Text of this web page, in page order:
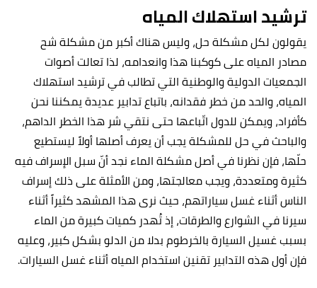
ترشيد استهلاك المياه
يقولون لكل مشكلة حل، وليس هناك أكبر من مشكلة شح
مصادر المياه على كوكبنا هذا وانعدامه، لذا تعالت أصوات
الجمعيات الدولية والوطنية التي تطالب في ترشيد استهلاك
المياه، والحد من خطر فقدانه، باتباع تدابير عديدة يمكننا نحن
كأفراد، ويمكن للدول اتّباعها حتى نتقي شر هذا الخطر الداهم،
والباحث في حل للمشكلة يجب أن يعرف أصلها أولاً ليستطيع
حلّها، فإن نظرنا في أصل مشكلة الماء نجد أنّ سبل الإسراف فيه
كثيرة ومتعددة، ويجب معالجتها، ومن الأمثلة على ذلك إسراف
الناس أثناء غسل سياراتهم، حيث نرى هذا المشهد كثيراً أثناء
سيرنا في الشوارع والطرقات، إذ تُهدر كميات كبيرة من الماء
بسبب غسيل السيارة بالخرطوم بدلا من الدلو بشكل كبير، وعليه
فإن أول هذه التدابير تقنين استخدام المياه أثناء غسل السيارات.